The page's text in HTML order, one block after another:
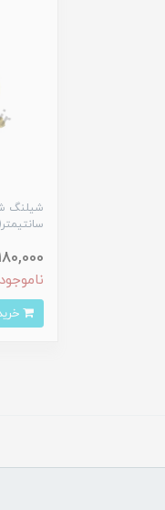
180,000
ناموجود